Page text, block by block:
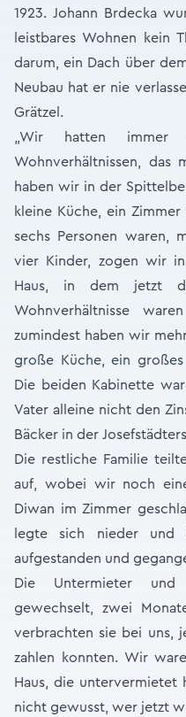
1923. Johann Brdecka
leistbares Wohnen kein
darum, ein Dach über
Neubau hat er nie
Grätzel.
„Wir hatten
Wohnverhältnissen, das
haben wir in der
kleine Küche, ein
sechs Personen waren,
vier Kinder, zogen wir
Haus, in dem jetzt
Wohnverhältnisse
zumindest haben wir
große Küche, ein
Die beiden Kabinette
Vater alleine nicht den
Bäcker in der
Die restliche Familie
auf, wobei wir noch
Diwan im Zimmer
legte sich nieder
aufgestanden und
Die Untermieter und
gewechselt, zwei
verbrachten sie bei uns,
zahlen konnten. Wir
Haus, die untervermietet
nicht gewusst, wer jetzt